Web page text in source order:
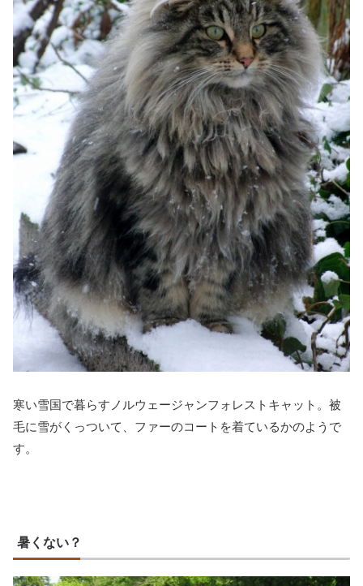
寒い雪国で暮らすノルウェージャンフォレストキャット。被
毛に雪がくっついて、ファーのコートを着ているかのようで
す。
暑くない？